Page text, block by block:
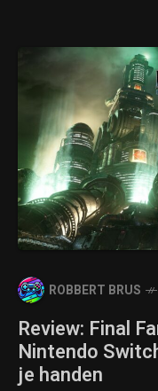
ROBBERT BRUS
Review: Final
Nintendo
je handen